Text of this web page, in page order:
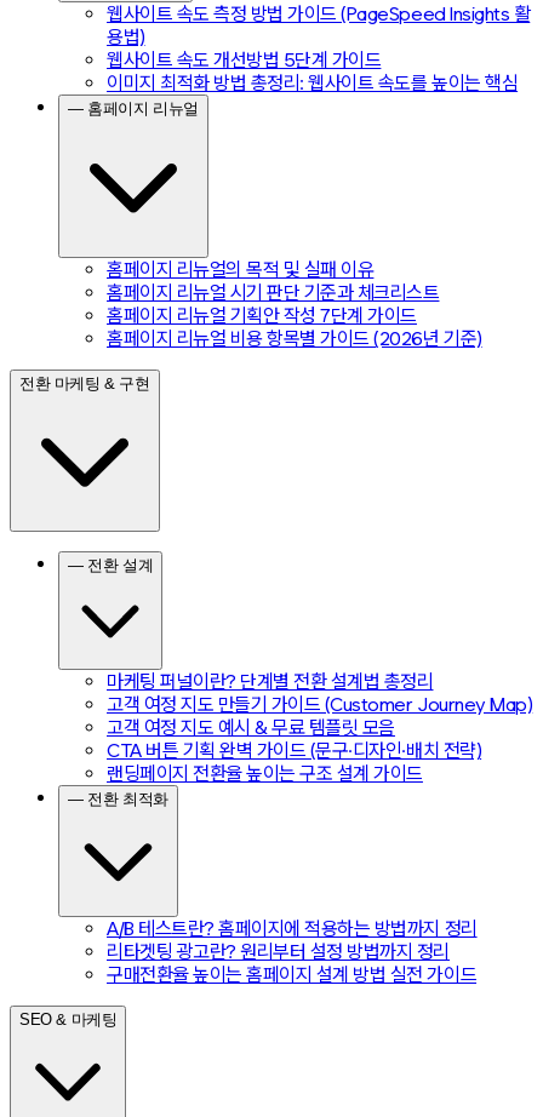
웹사이트 속도 측정 방법 가이드 (PageSpeed Insights 활
용법)
웹사이트 속도 개선방법 5단계 가이드
이미지 최적화 방법 총정리: 웹사이트 속도를 높이는 핵심
— 홈페이지 리뉴얼
홈페이지 리뉴얼의 목적 및 실패 이유
홈페이지 리뉴얼 시기 판단 기준과 체크리스트
홈페이지 리뉴얼 기획안 작성 7단계 가이드
홈페이지 리뉴얼 비용 항목별 가이드 (2026년 기준)
전환 마케팅 & 구현
— 전환 설계
마케팅 퍼널이란? 단계별 전환 설계법 총정리
고객 여정 지도 만들기 가이드 (Customer Journey Map)
고객 여정 지도 예시 & 무료 템플릿 모음
CTA 버튼 기획 완벽 가이드 (문구·디자인·배치 전략)
랜딩페이지 전환율 높이는 구조 설계 가이드
— 전환 최적화
A/B 테스트란? 홈페이지에 적용하는 방법까지 정리
리타겟팅 광고란? 원리부터 설정 방법까지 정리
구매전환율 높이는 홈페이지 설계 방법 실전 가이드
SEO & 마케팅